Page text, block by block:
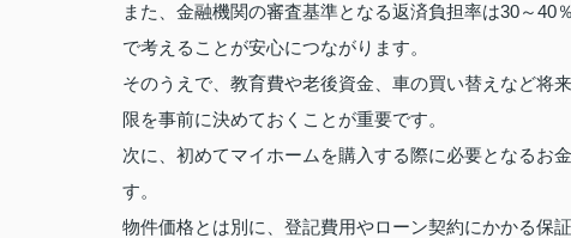
また、金融機関の審査基準となる返済負担率は30～
で考えることが安心につながります。
そのうえで、教育費や老後資金、車の買い替えなど将
限を事前に決めておくことが重要です。
次に、初めてマイホームを購入する際に必要となるお
す。
物件価格とは別に、登記費用やローン契約にかかる保